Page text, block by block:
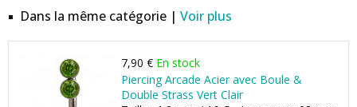
Dans la même catégorie | Voir plus
7,90 € En stock
Piercing Arcade Acier avec Boule &
Double Strass Vert Clair